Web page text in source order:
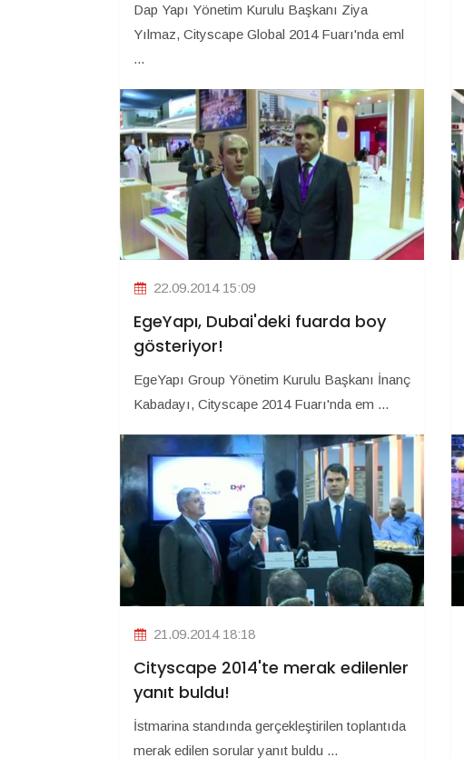
Dap Yapı Yönetim Kurulu Başkanı Ziya
Yılmaz, Cityscape Global 2014 Fuarı'nda eml
...
22.09.2014 15:09
EgeYapı, Dubai'deki fuarda boy
gösteriyor!
EgeYapı Group Yönetim Kurulu Başkanı İnanç
Kabadayı, Cityscape 2014 Fuarı'nda em ...
21.09.2014 18:18
Cityscape 2014'te merak edilenler
yanıt buldu!
İstmarina standında gerçekleştirilen toplantıda
merak edilen sorular yanıt buldu ...